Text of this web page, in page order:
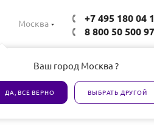
Москва
Ваш город Москва ?
ДА, ВСЕ ВЕРНО ВЫБРАТЬ ДРУГОЙ
+7 495 180 04
8 800 50 500 97
Все товары сертифицированы